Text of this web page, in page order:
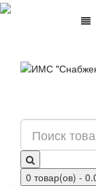
0 товар(ов) -